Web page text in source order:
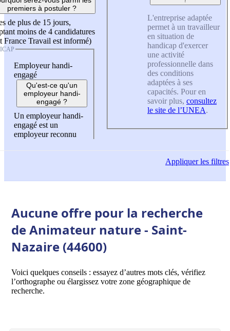
premiers à postuler ?
de plus de 15 jours,
moins de 4 candidatures
France Travail est informé)
Employeur handi-
engagé
Qu'est-ce qu'un
employeur handi-
engagé ?
Un employeur handi-
engagé est un
employeur reconnu
L'entreprise adaptée
permet à un travailleur
en situation de
handicap d'exercer
une activité
professionnelle dans
des conditions
adaptées à ses
capacités. Pour en
savoir plus, consultez
le site de l’UNEA.
Appliquerles filtres
Aucune offre pour la recherche
de Animateur nature - Saint-
Nazaire (44600)
Voici quelques conseils : essayez d’autres mots clés, vérifiez
l’orthographe ou élargissez votre zone géographique de
recherche.